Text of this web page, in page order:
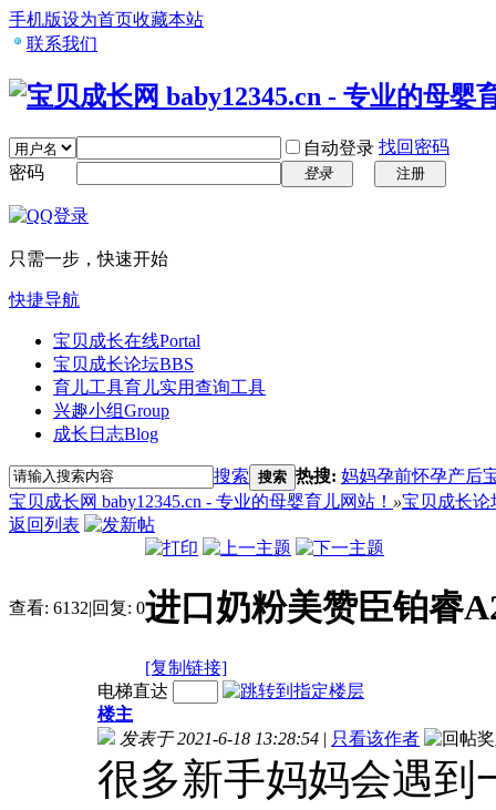
手机版设为首页收藏本站
联系我们
自动登录 找回密码
密码
登录 注册
只需一步，快速开始
快捷导航
宝贝成长在线Portal
宝贝成长论坛BBS
育儿工具育儿实用查询工具
兴趣小组Group
成长日志Blog
搜索 搜索 热搜: 妈妈孕前怀孕产后
宝贝成长网 baby12345.cn - 专业的母婴育儿网站！ »宝贝成长论
返回列表
查看: 6132|回复: 0进口奶粉美赞臣铂睿
[复制链接]
电梯直达
楼主
发表于 2021-6-18 13:28:54 | 只看该作者
很多新手妈妈会遇到